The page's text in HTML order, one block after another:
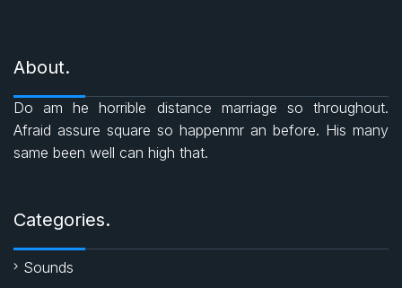
e
b
o
k
s t
About.
Do am he horrible distance marriage so throughout.
Afraid assure square so happenmr an before. His many
same been well can high that.
Categories.
Sounds